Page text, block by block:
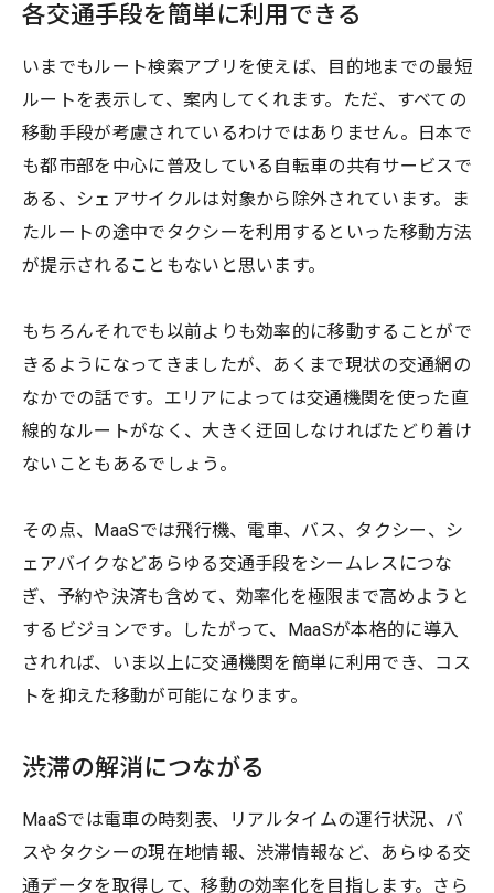
各交通手段を簡単に利用できる
いまでもルート検索アプリを使えば、目的地までの最短
ルートを表示して、案内してくれます。ただ、すべての
移動手段が考慮されているわけではありません。日本で
も都市部を中心に普及している自転車の共有サービスで
ある、シェアサイクルは対象から除外されています。ま
たルートの途中でタクシーを利用するといった移動方法
が提示されることもないと思います。
もちろんそれでも以前よりも効率的に移動することがで
きるようになってきましたが、あくまで現状の交通網の
なかでの話です。エリアによっては交通機関を使った直
線的なルートがなく、大きく迂回しなければたどり着け
ないこともあるでしょう。
その点、MaaSでは飛行機、電車、バス、タクシー、シ
ェアバイクなどあらゆる交通手段をシームレスにつな
ぎ、予約や決済も含めて、効率化を極限まで高めようと
するビジョンです。したがって、MaaSが本格的に導入
されれば、いま以上に交通機関を簡単に利用でき、コス
トを抑えた移動が可能になります。
渋滞の解消につながる
MaaSでは電車の時刻表、リアルタイムの運行状況、バ
スやタクシーの現在地情報、渋滞情報など、あらゆる交
通データを取得して、移動の効率化を目指します。さら